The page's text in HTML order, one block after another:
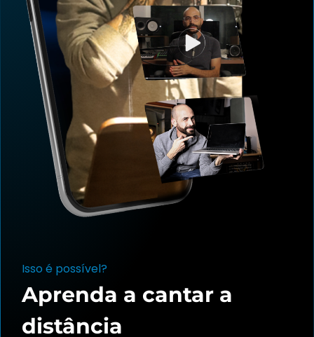
Isso é possível?
Aprenda a cantar a
distância